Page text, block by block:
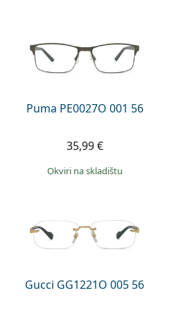
Puma PE0027O 001 56
35,99 €
okviri na skladištu
Gucci GG1221O 005 56